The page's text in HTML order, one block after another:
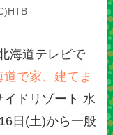
海道テレビで
道で家、建てま
イドリゾート 水
日(土)から一般